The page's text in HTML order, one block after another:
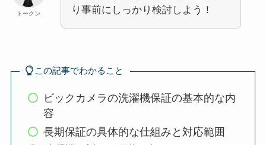
トークン
り事前にしっかり検討しよう！
この記事でわかること
ビックカメラの洗濯機保証の基本的な内
容
長期保証の具体的な仕組みと対応範囲